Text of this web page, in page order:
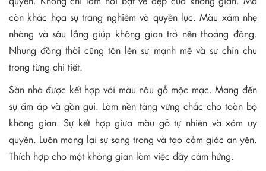
còn khắc họa sự trang nghiêm và quyền lực. Màu xám nhẹ
nhàng và sâu lắng giúp không gian trở nên thoáng đãng.
Nhưng đồng thời cũng tôn lên sự mạnh mẽ và sự chỉn chu
trong từng chi tiết.
Sàn nhà được kết hợp với màu nâu gỗ mộc mạc. Mang đến
sự ấm áp và gần gũi. Làm nền tảng vững chắc cho toàn bộ
không gian. Sự kết hợp giữa màu gỗ tự nhiên và xám uy
quyền. Luôn mang lại sự sang trọng và tạo cảm giác an yên.
Thích hợp cho một không gian làm việc đầy cảm hứng.